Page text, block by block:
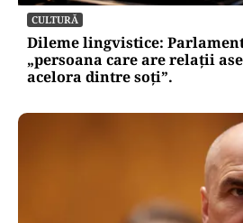
CULTURĂ
Dileme lingvistice:
„persoana care are relații
acelora dintre soți”.